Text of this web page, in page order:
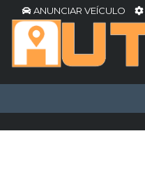
ANUNCIAR VEÍCULO